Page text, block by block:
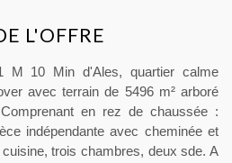
L'OFFRE
M 10 Min d'Ales, quartier calme
avec terrain de 5496 m² arboré
en rez de chaussée :
indépendante avec cheminée et
trois chambres, deux sde. A